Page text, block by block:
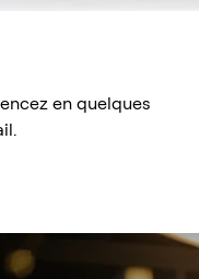
en quelques